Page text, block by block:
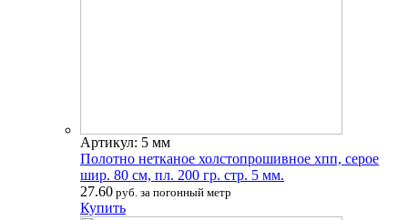
Артикул: 5 мм
Полотно нетканое холстопрошивное хпп, серое
шир. 80 см, пл. 200 гр. стр. 5 мм.
27.60 руб. за погонный метр
Купить